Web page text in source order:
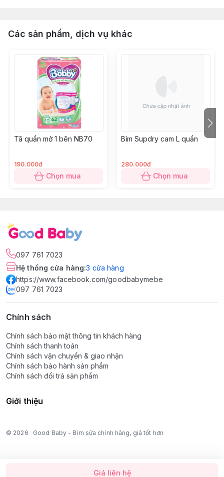
Giá liên hệ
Các sản phẩm, dịch vụ khác
Tã quần mở 1 bên NB70
190.000đ
Chọn mua
Bỉm Supdry cam L quần
280.000đ
Chọn mua
097 761 7023
Hệ thống cửa hàng:3 cửa hàng
https://www.facebook.com/goodbabymebe
097 761 7023
Chính sách
Chính sách bảo mật thông tin khách hàng
Chính sách thanh toán
Chính sách vận chuyển & giao nhận
Chính sách bảo hành sản phẩm
Chính sách đổi trả sản phẩm
Giới thiệu
© 2026 Good Baby - Bỉm sữa chính hãng, giá tốt hơn